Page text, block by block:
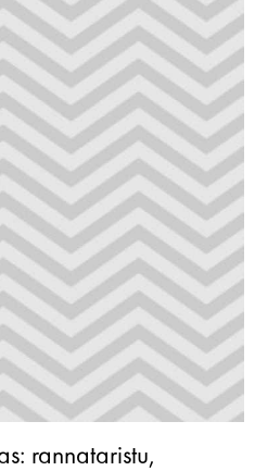
rannataristu,